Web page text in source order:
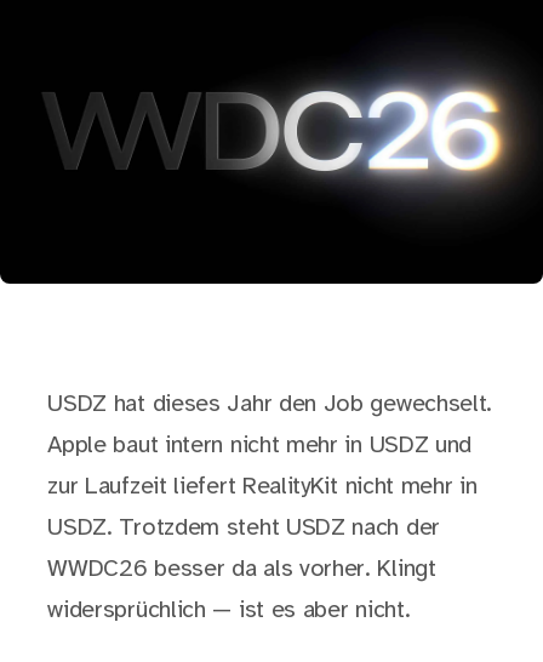
USDZ hat dieses Jahr den Job gewechselt.
Apple baut intern nicht mehr in USDZ und
zur Laufzeit liefert RealityKit nicht mehr in
USDZ. Trotzdem steht USDZ nach der
WWDC26 besser da als vorher. Klingt
widersprüchlich — ist es aber nicht.